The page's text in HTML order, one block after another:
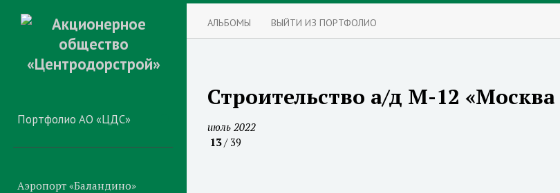
Портфолио АО «ЦДС»
Аэропорт «Баландино»
АЛЬБОМЫ ВЫЙТИ ИЗ ПОРТФОЛИО
Строительство а/д М-12
июль 2022
13/ 39